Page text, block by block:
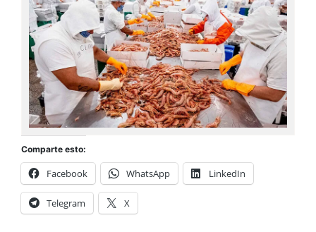
Comparte esto:
Facebook WhatsApp LinkedIn
Telegram X